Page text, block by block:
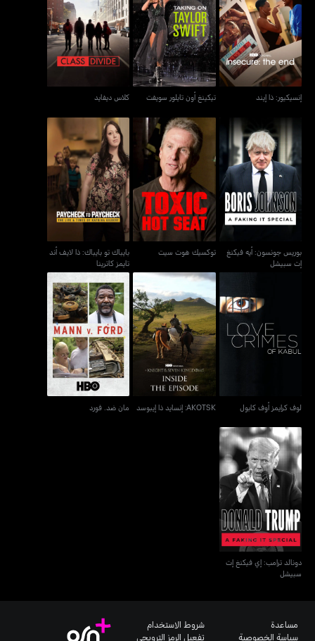
إنسيكيور: ذا إيند
إنسيكيور: ذا إيند
تيكينغ أون تايلور سويفت
تيكينغ أون تايلور سويفت
كلاس ديفايد
كلاس ديفايد
بوريس جونسون: أيه فيكنغ
إت سبيشل
بوريس جونسون: أيه فيكنغ
إت سبيشل
توكسيك هوت سيت
توكسيك هوت سيت
بايباك تو بايباك: ذا لايف أند
تايمز كاترينا
بايباك تو بايباك: ذا لايف أند
تايمز كاترينا
لوف كرايمز أوف كابول
لوف كرايمز أوف كابول
AKOTSK: إنسايد ذا إيبوسد
AKOTSK: إنسايد ذا إيبوسد
مان ضد. فورد
مان ضد. فورد
دونالد ترامب: إي فيكنغ إت
سبيشل
دونالد ترامب: إي فيكنغ إت
سبيشل
مساعدة
سياسة الخصوصية
شروط الاستخدام
تفعيل الرمز الترويجي